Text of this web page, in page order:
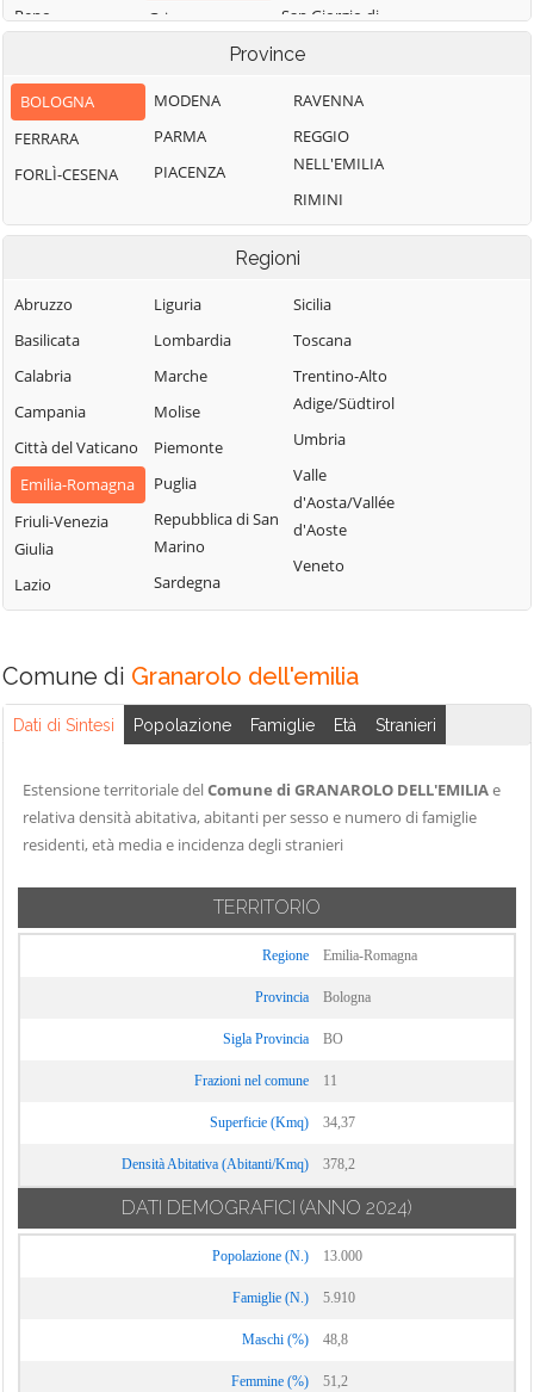
Reno
Casalecchio di
Reno
Casalfiumanese
Castel d'Aiano
Castel del Rio
Castel Guelfo di
Terme
Castello d'Argile
Grizzana
Belvedere
Loiano
San Giorgio di
Persiceto
San Lazzaro di
Savena
San Pietro in
Casale
Sant'Agata
Bolognese
Sasso Marconi
Valsamoggia
Vergato
Zola Predosa
Province
BOLOGNA
FERRARA
FORLÌ-CESENA
MODENA
PARMA
PIACENZA
RAVENNA
REGGIO
NELL'EMILIA
RIMINI
Regioni
Abruzzo
Basilicata
Calabria
Campania
Città del Vaticano
Emilia-Romagna
Friuli-Venezia
Giulia
Lazio
Liguria
Lombardia
Marche
Molise
Piemonte
Puglia
Repubblica di San
Marino
Sardegna
Sicilia
Toscana
Trentino-Alto
Adige/Südtirol
Umbria
Valle
d'Aosta/Vallée
d'Aoste
Veneto
Comune di Granarolo dell'emilia
Dati di Sintesi Popolazione Famiglie Età Stranieri
Estensione territoriale delComune di GRANAROLO DELL'EMILIAe
relativa densità abitativa, abitanti per sesso e numero di famiglie
residenti, età media e incidenza degli stranieri
TERRITORIO
Regione Emilia-Romagna
Provincia Bologna
Sigla Provincia BO
Frazioni nel comune 11
Superficie (Kmq) 34,37
Densità Abitativa (Abitanti/Kmq) 378,2
DATI DEMOGRAFICI (ANNO 2024)
Popolazione (N.) 13.000
Famiglie (N.) 5.910
Maschi (%) 48,8
Femmine (%) 51,2